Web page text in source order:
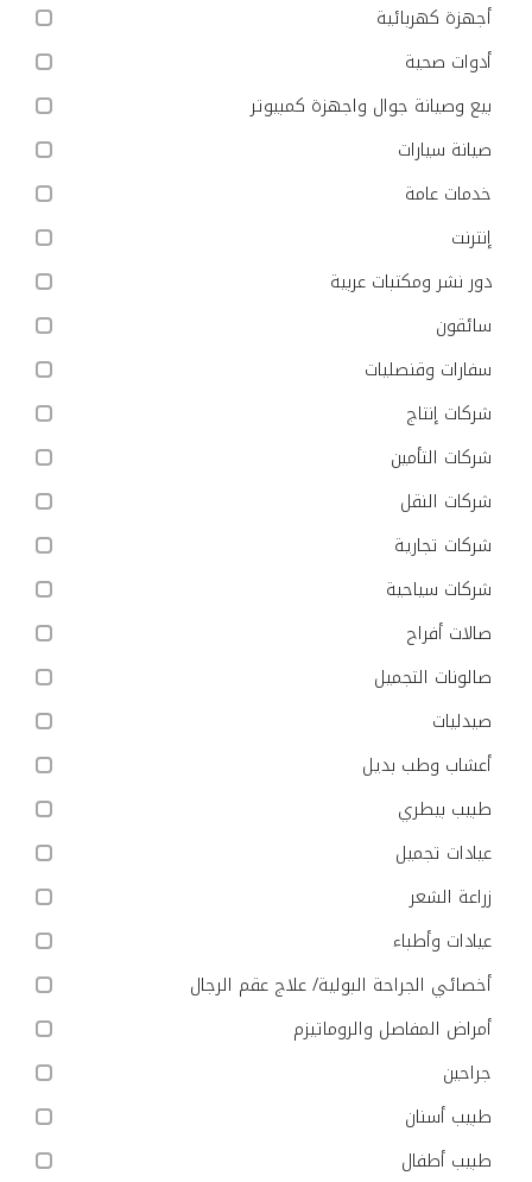
أجهزة كهربائية
أدوات صحية
بيع وصيانة جوال واجهزة كمبيوتر
صيانة سيارات
خدمات عامة
إنترنت
دور نشر ومكتبات عربية
سائقون
سفارات وقنصليات
شركات إنتاج
شركات التأمين
شركات النقل
شركات تجارية
شركات سياحية
صالات أفراح
صالونات التجميل
صيدليات
أعشاب وطب بديل
طبيب بيطري
عيادات تجميل
زراعة الشعر
عيادات وأطباء
أخصائي الجراحة البولية/ علاج عقم الرجال
أمراض المفاصل والروماتيزم
جراحين
طبيب أسنان
طبيب أطفال